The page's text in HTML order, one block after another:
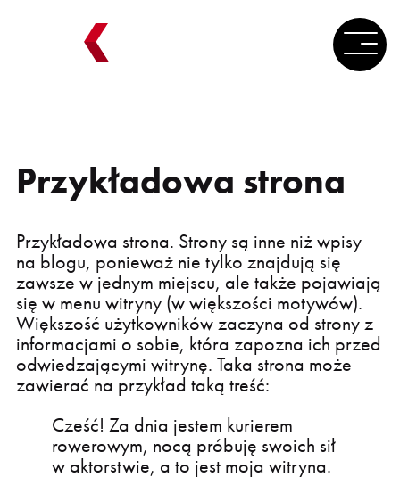
Przykładowa strona
Przykładowa strona. Strony są inne niż wpisy
na blogu, ponieważ nie tylko znajdują się
zawsze w jednym miejscu, ale także pojawiają
się w menu witryny (w większości motywów).
Większość użytkowników zaczyna od strony z
informacjami o sobie, która zapozna ich przed
odwiedzającymi witrynę. Taka strona może
zawierać na przykład taką treść:
Cześć! Za dnia jestem kurierem
rowerowym, nocą próbuję swoich sił
w aktorstwie, a to jest moja witryna.